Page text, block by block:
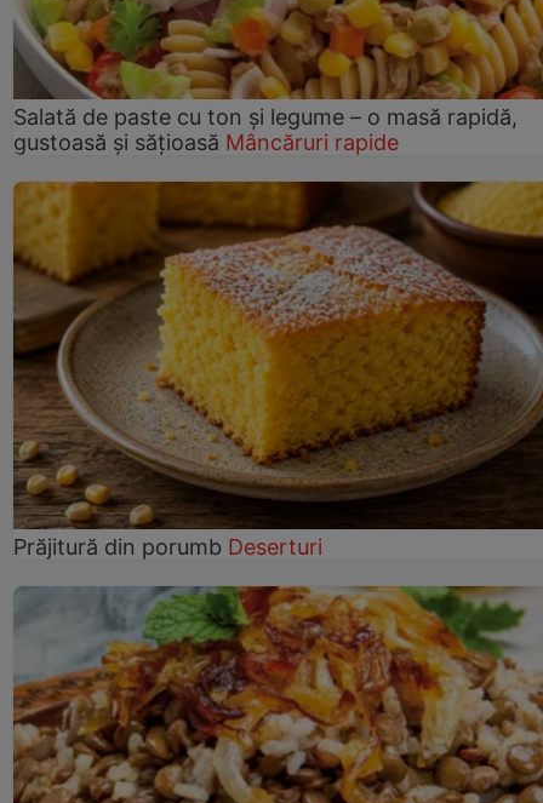
Salată de paste cu ton și legume – o masă rapidă,
gustoasă și sățioasă Mâncăruri rapide
Prăjitură din porumb Deserturi